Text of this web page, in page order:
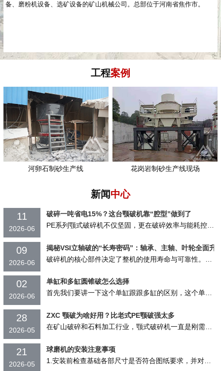
备、磨粉机设备、选矿设备的矿山机械公司。总部位于河南省焦作市。
工程案例
河卵石制砂生产线 花岗岩制砂生产线现场
新闻中心
11
2026-06
破碎一吨省电15%？这台颚破机靠“腔型”做到了
PE系列颚式破碎机不仅坚固，更在破碎效率与能耗控制上表现突出，帮助用户实现更高的产...
09
2026-06
揭秘VSI立轴破的“长寿密码”：轴承、主轴、叶轮全面升
02
2026-06
单缸和多缸圆锥破怎么选择
首先我们要讲一下这个单缸跟跟多缸的区别，这个单缸圆锥破，顾名思义就是他只有一个液...
28
2026-05
ZXC 颚破为啥好用？比老式PE颚破强太多
在矿山破碎和石料加工行业，颚式破碎机一直是刚需设备。但用过传统 PE 系列颚破的...
21
2026-05
球磨机的安装注意事项
1.安装前检查基础各部尺寸是否符合图纸要求，并对设备检查是否齐全。 2.每个零...